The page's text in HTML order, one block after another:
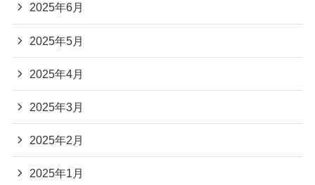
2025年6月
2025年5月
2025年4月
2025年3月
2025年2月
2025年1月